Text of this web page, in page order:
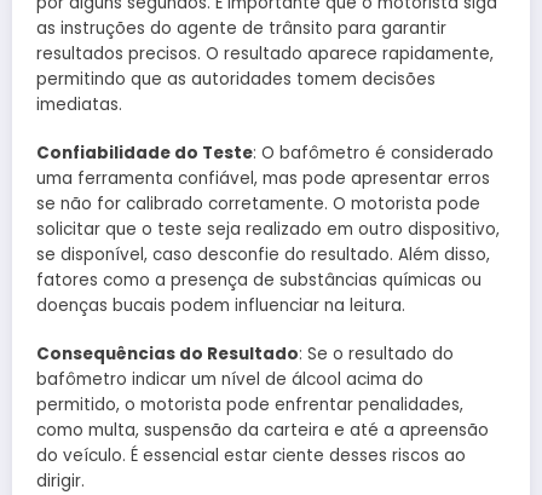
as instruções do agente de trânsito para garantir
resultados precisos. O resultado aparece rapidamente,
permitindo que as autoridades tomem decisões
imediatas.
Confiabilidade do Teste: O bafômetro é considerado
uma ferramenta confiável, mas pode apresentar erros
se não for calibrado corretamente. O motorista pode
solicitar que o teste seja realizado em outro dispositivo,
se disponível, caso desconfie do resultado. Além disso,
fatores como a presença de substâncias químicas ou
doenças bucais podem influenciar na leitura.
Consequências do Resultado: Se o resultado do
bafômetro indicar um nível de álcool acima do
permitido, o motorista pode enfrentar penalidades,
como multa, suspensão da carteira e até a apreensão
do veículo. É essencial estar ciente desses riscos ao
dirigir.